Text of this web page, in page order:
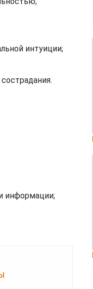
интуиции;
информации;